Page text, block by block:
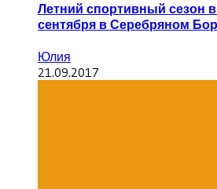
Летний спортивный сезон
сентября в Серебряном
Юлия
21.09.2017